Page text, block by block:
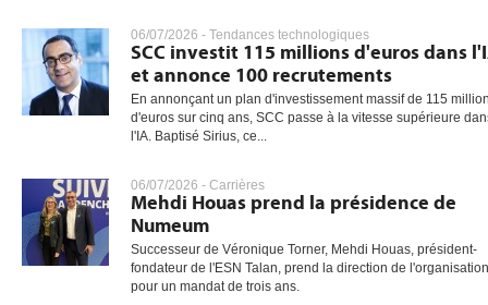
06/07/2026 - Tendances technologiques
SCC investit 115 millions d'euros dans
et annonce 100 recrutements
En annonçant un plan d'investissement massif de 115
d'euros sur cinq ans, SCC passe à la vitesse supérieure
l'IA. Baptisé Sirius, ce...
06/07/2026 - Carrières
Mehdi Houas prend la présidence de
Numeum
Successeur de Véronique Torner, Mehdi Houas, président-
fondateur de l'ESN Talan, prend la direction de l'organisation
pour un mandat de trois ans.